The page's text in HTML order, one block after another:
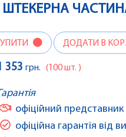
ШТЕКЕРНА
ДОДАТИ В
353 грн. (100 шт. )
офіційний
офіційна гарантія від